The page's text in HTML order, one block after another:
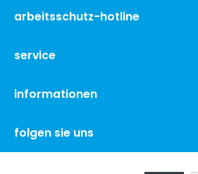
arbeitsschutz-hotline
service
informationen
folgen sie uns